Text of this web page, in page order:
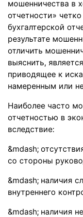
мошенничества в
отчетности»
бухгалтерской
результате
отличить
выяснить,
приводящее к
намеренным или
Наиболее часто
отчетностью в
вследствие:
со стороны
наличия
внутреннего
наличия